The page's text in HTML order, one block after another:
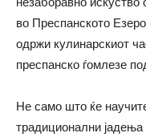
во Преспанското
одржи кулинарскиот
преспанско ѓомлезе
Не само што ќе
традиционални